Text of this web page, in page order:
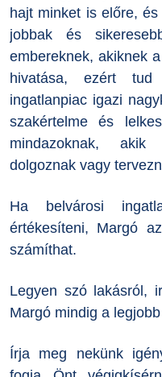
hajt minket is előre,
jobbak és
embereknek, akiknek
hivatása, ezért
ingatlanpiac igazi
szakértelme és
mindazoknak,
dolgoznak vagy
Ha belvárosi
értékesíteni, Margó
számíthat.
Legyen szó lakásról,
Margó mindig a
Írja meg nekünk